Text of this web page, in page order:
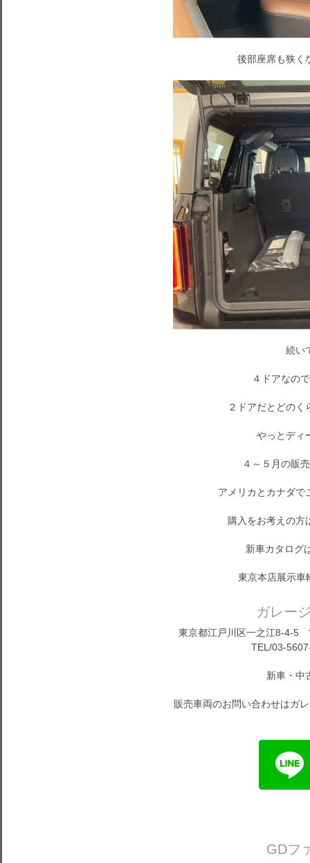
後部座席も狭く
続い
４ドアなの
２ドアだとどのく
やっとディ
４～５月の販
アメリカとカナダで
購入をお考えの方
新車カタログ
東京本店展示
ガレー
東京都江戸川区一之江8-4-5
TEL/03-
新車・中
販売車両のお問い合わせはガ
GDフ